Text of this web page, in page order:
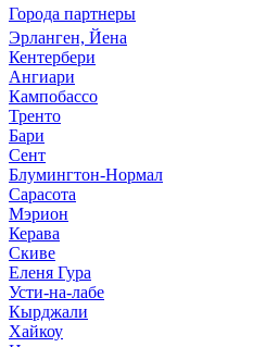
Города партнеры
Эрланген, Йена
Кентербери
Ангиари
Кампобассо
Тренто
Бари
Сент
Блумингтон-Нормал
Сарасота
Мэрион
Керава
Скиве
Еленя Гура
Усти-на-лабе
Кырджали
Хайкоу